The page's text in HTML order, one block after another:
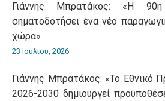
Γιάννης Μπρατάκος: «Η
σηματοδοτήσει ένα νέο
χώρα»
23 Ιουλίου, 2026
Γιάννης Μπρατάκος: «Το Εθνικό
2026-2030 δημιουργεί